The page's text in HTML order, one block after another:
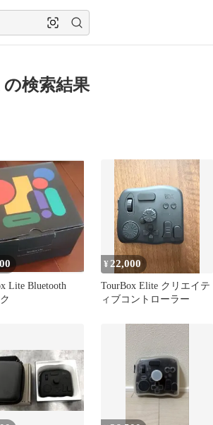
検索結果
Lite Bluetooth
¥ 22,000
TourBox Elite クリエイテ
ィブコントローラー